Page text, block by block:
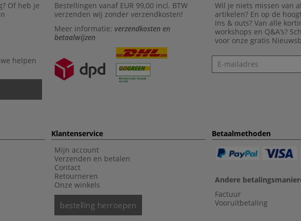
Of heb je
helpen
Bestellingen vanaf EUR 99,00 incl. BTW
verzenden wij zonder verzendkosten!
Meer informatie: verzendkosten en
betaalwijzen
Wil je niets missen van
artikelen? En op de
ins & outs? Van alle
workshops en Q&A’s?
voor onze gratis
Nieuwsbrief
Klantenservice
Mijn account
Verzenden en betalen
Contact
Retourneren
Onze winkels
bestelling herroepen
Betaalmethoden
Andere
Factuur
Vooruitbetaling